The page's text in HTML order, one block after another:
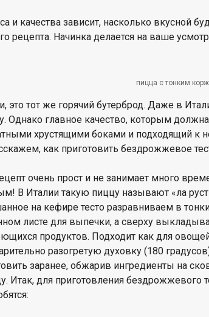
и качества зависит, насколько вкусной
рецепта. Начинка делается на ваше
пицца с тонким
это тот же горячий бутерброд. Даже в
Однако главное качество, которым
хрустящими боками и подходящий к
как приготовить бездрожжевое
очень прост и не занимает много
В Италии такую пиццу называют «ла
на кефире тесто разравниваем в
листе для выпечки, а сверху
продуктов. Подходит как для
разогретую духовку (180
заранее, обжарив ингредиенты на
Итак, для приготовления бездрожжевого